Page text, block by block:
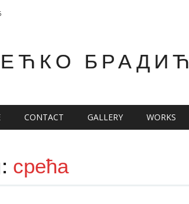
БРАДИЋ
menu
CONTACT GALLERY WORKS
срећа